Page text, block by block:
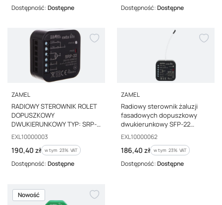
Dostępność:Dostępne Dostępność:Dostępne
PRODUCENT
ZAMEL
RADIOWY STEROWNIK ROLET
DOPUSZKOWY
DWUKIERUNKOWY TYP: SRP-
22
Kod producenta
EXL10000003
Cena brutto
190,40 zł w tym %s VAT
w tym 23% VAT
Dostępność:Dostępne
PRODUCENT
ZAMEL
Radiowy sterownik żaluzji
fasadowych dopuszkowy
dwukierunkowy SFP-22
EXL10000062
Kod producenta
EXL10000062
Cena brutto
186,40 zł w tym %s VAT
w tym 23% VAT
Dostępność:Dostępne
Nowość